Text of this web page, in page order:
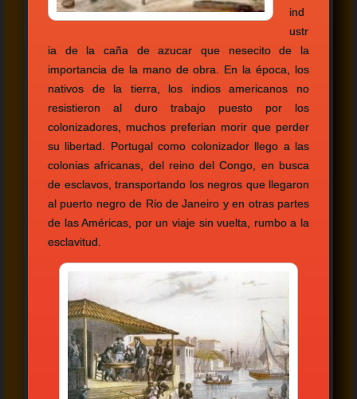
ind
ustr
ia de la caña de azucar que nesecito de la
importancia de la mano de obra. En la época, los
nativos de la tierra, los indios americanos no
resistieron al duro trabajo puesto por los
colonizadores, muchos preferίan morir que perder
su libertad. Portugal como colonizador llego a las
colonias africanas, del reino del Congo, en busca
de esclavos, transportando los negros que llegaron
al puerto negro de Rίo de Janeiro y en otras partes
de las Américas, por un viaje sin vuelta, rumbo a la
esclavitud.